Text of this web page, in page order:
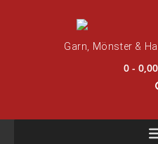
Garn, Mönster &
0-